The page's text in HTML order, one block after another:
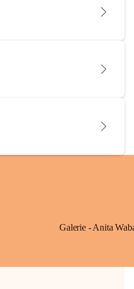
Galerie - Anita